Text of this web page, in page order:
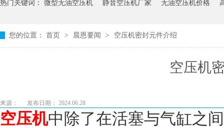
热门关键词： 微型无油空压机 静音空压机厂家 无油空压机价格
您的位置： 首页 > 晨恩要闻 > 空压机密封元件介绍
空压机
来源： 发布日期： 2024.06.28
空压机中除了在活塞与气缸之